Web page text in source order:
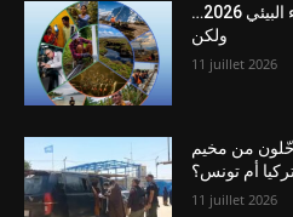
تونس تتقدم في مؤشر الأداء البيئي 2026…
ولكن
11 juillet 2026
من مخيم
أم تونس؟
11 juillet 2026